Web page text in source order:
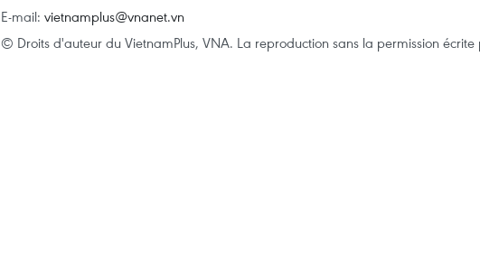
E-mail: vietnamplus@vnanet.vn
© Droits d'auteur du VietnamPlus, VNA. La reproduction sans la permission